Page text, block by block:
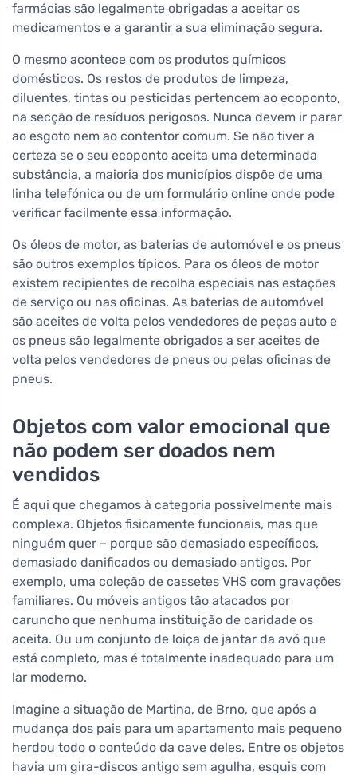
farmácias são legalmente obrigadas a aceitar os
medicamentos e a garantir a sua eliminação segura.
O mesmo acontece com os produtos químicos
domésticos. Os restos de produtos de limpeza,
diluentes, tintas ou pesticidas pertencem ao ecoponto,
na secção de resíduos perigosos. Nunca devem ir parar
ao esgoto nem ao contentor comum. Se não tiver a
certeza se o seu ecoponto aceita uma determinada
substância, a maioria dos municípios dispõe de uma
linha telefónica ou de um formulário online onde pode
verificar facilmente essa informação.
Os óleos de motor, as baterias de automóvel e os pneus
são outros exemplos típicos. Para os óleos de motor
existem recipientes de recolha especiais nas estações
de serviço ou nas oficinas. As baterias de automóvel
são aceites de volta pelos vendedores de peças auto e
os pneus são legalmente obrigados a ser aceites de
volta pelos vendedores de pneus ou pelas oficinas de
pneus.
Objetos com valor emocional que
não podem ser doados nem
vendidos
É aqui que chegamos à categoria possivelmente mais
complexa. Objetos fisicamente funcionais, mas que
ninguém quer – porque são demasiado específicos,
demasiado danificados ou demasiado antigos. Por
exemplo, uma coleção de cassetes VHS com gravações
familiares. Ou móveis antigos tão atacados por
caruncho que nenhuma instituição de caridade os
aceita. Ou um conjunto de loiça de jantar da avó que
está completo, mas é totalmente inadequado para um
lar moderno.
Imagine a situação de Martina, de Brno, que após a
mudança dos pais para um apartamento mais pequeno
herdou todo o conteúdo da cave deles. Entre os objetos
havia um gira-discos antigo sem agulha, esquis com